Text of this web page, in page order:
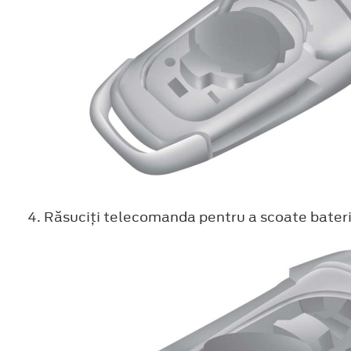
Răsuciţi telecomanda pentru a scoate